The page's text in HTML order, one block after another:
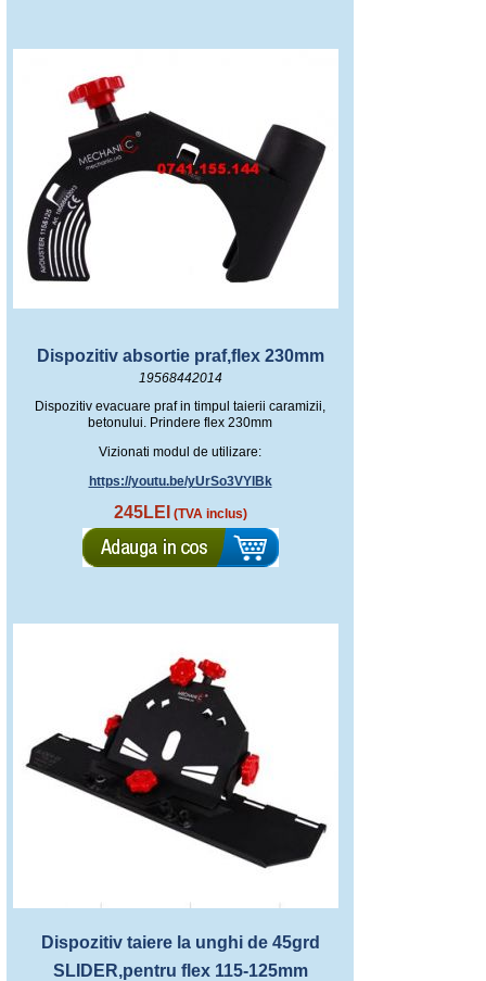
Dispozitiv absortie praf,flex 230mm
19568442014
Dispozitiv evacuare praf in timpul taierii caramizii,
betonului. Prindere flex 230mm
Vizionati modul de utilizare:
https://youtu.be/yUrSo3VYlBk
245LEI (TVA inclus)
Dispozitiv taiere la unghi de 45grd
SLIDER,pentru flex 115-125mm